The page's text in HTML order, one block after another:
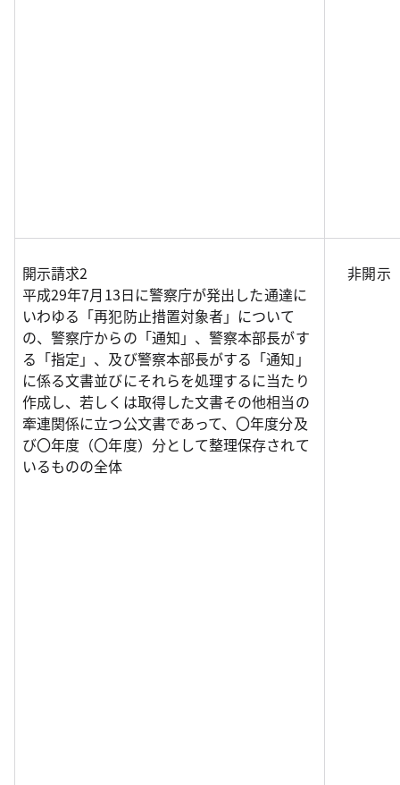
開示請求2
平成29年7月13日に警察庁が発出した通達に
いわゆる「再犯防止措置対象者」について
の、警察庁からの「通知」、警察本部長がす
る「指定」、及び警察本部長がする「通知」
に係る文書並びにそれらを処理するに当たり
作成し、若しくは取得した文書その他相当の
牽連関係に立つ公文書であって、〇年度分及
び〇年度（〇年度）分として整理保存されて
いるものの全体
非開示